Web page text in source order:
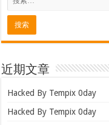
近期文章
Hacked By Tempix 0day
Hacked By Tempix 0day